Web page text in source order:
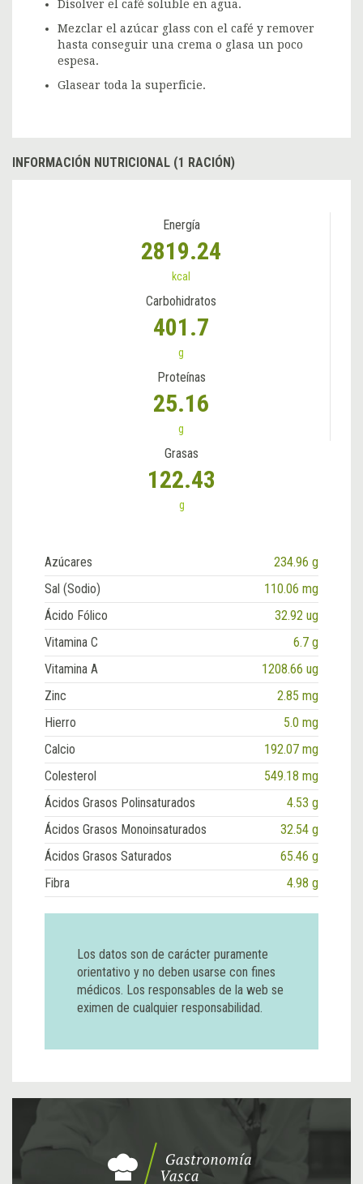
Disolver el café soluble en agua.
Mezclar el azúcar glass con el café y remover
hasta conseguir una crema o glasa un poco
espesa.
Glasear toda la superficie.
INFORMACIÓN NUTRICIONAL (1 RACIÓN)
Energía
2819.24
kcal
Carbohidratos
401.7
g
Proteínas
25.16
g
Grasas
122.43
g
Azúcares
234.96 g
Sal (Sodio)
110.06 mg
Ácido Fólico
32.92 ug
Vitamina C
6.7 g
Vitamina A
1208.66 ug
Zinc
2.85 mg
Hierro
5.0 mg
Calcio
192.07 mg
Colesterol
549.18 mg
Ácidos Grasos Polinsaturados
4.53 g
Ácidos Grasos Monoinsaturados
32.54 g
Ácidos Grasos Saturados
65.46 g
Fibra
4.98 g
Los datos son de carácter puramente
orientativo y no deben usarse con fines
médicos. Los responsables de la web se
eximen de cualquier responsabilidad.